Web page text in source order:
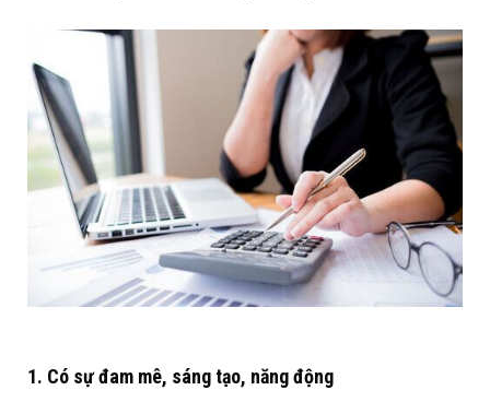
1. Có sự đam mê, sáng tạo, năng động